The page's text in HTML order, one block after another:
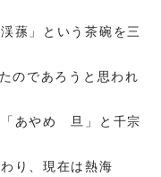
蓀」という茶碗を三
のであろうと思われ
あやめ 旦」と千宗
り、現在は熱海